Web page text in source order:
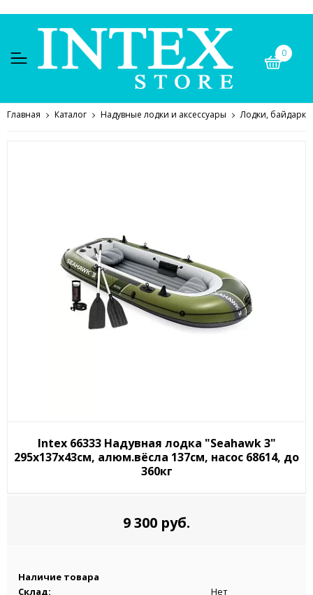
0
Главная Каталог Надувные лодки и аксессуары Лодки,
Intex 66333 Надувная лодка "Seahawk 3"
295х137х43см, алюм.вёсла 137см, насос 68614, до
360кг
9 300 руб.
Наличие товара
Склад:
Нет